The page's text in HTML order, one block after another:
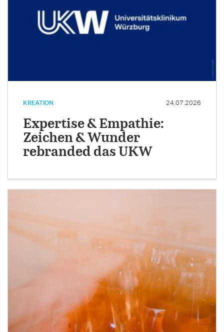
KREATION 24.07.2026
Expertise & Empathie:
Zeichen & Wunder
rebranded das UKW